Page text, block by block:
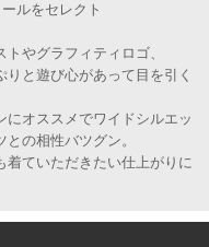
ルをセレクト
やグラフィティロゴ、
と遊び心があって目を引く
オススメでワイドシルエッ
の相性バツグン。
着ていただきたい仕上がりに